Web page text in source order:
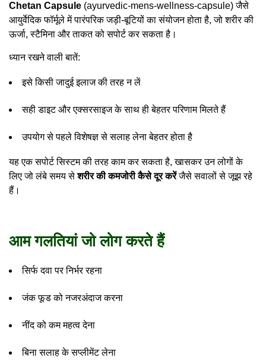
Chetan Capsule (ayurvedic-mens-wellness-capsule) जैसे
आयुर्वेदिक फॉर्मूले में पारंपरिक जड़ी-बूटियों का संयोजन होता है, जो शरीर की
ऊर्जा, स्टैमिना और ताकत को सपोर्ट कर सकता है।
ध्यान रखने वाली बातें:
इसे किसी जादुई इलाज की तरह न लें
सही डाइट और एक्सरसाइज के साथ ही बेहतर परिणाम मिलते हैं
उपयोग से पहले विशेषज्ञ से सलाह लेना बेहतर होता है
यह एक सपोर्ट सिस्टम की तरह काम कर सकता है, खासकर उन लोगों के
लिए जो लंबे समय सेशरीर की कमजोरी कैसे दूर करेंजैसे सवालों से जूझ रहे
हैं।
आम गलतियां जो लोग करते हैं
सिर्फ दवा पर निर्भर रहना
जंक फूड को नजरअंदाज करना
नींद को कम महत्व देना
बिना सलाह के सप्लीमेंट लेना